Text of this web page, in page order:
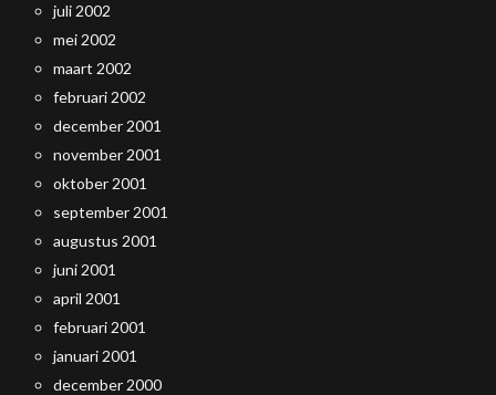
juli 2002
mei 2002
maart 2002
februari 2002
december 2001
november 2001
oktober 2001
september 2001
augustus 2001
juni 2001
april 2001
februari 2001
januari 2001
december 2000